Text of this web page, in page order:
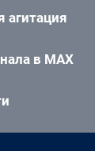
агитация
в MAX